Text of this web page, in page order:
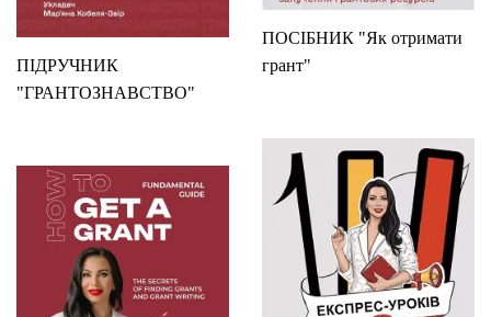
ПОСІБНИК "Як отримати
грант"
ПІДРУЧНИК
"ГРАНТОЗНАВСТВО"